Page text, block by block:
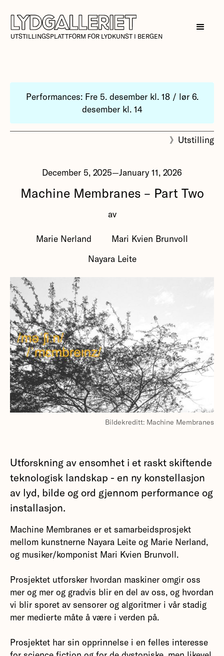
UTSTILLINGSPLATTFORM FOR LYDKUNST I BERGEN
Performances: Fre 5. desember kl. 18 / lør 6.
desember kl. 14
》 Utstilling
December 5, 2025— January 11, 2026
Machine Membranes – Part Two
av
Marie Nerland Mari Kvien Brunvoll
Nayara Leite
Bildekreditt: Machine Membranes
Utforskning av ensomhet i et raskt skiftende
teknologisk landskap - en ny konstellasjon
av lyd, bilde og ord gjennom performance og
installasjon.
Machine Membranes er et samarbeidsprosjekt
mellom kunstnerne Nayara Leite og Marie Nerland,
og musiker/komponist Mari Kvien Brunvoll.
Prosjektet utforsker hvordan maskiner omgir oss
mer og mer og gradvis blir en del av oss, og hvordan
vi blir sporet av sensorer og algoritmer i vår stadig
mer medierte måte å være i verden på.
Prosjektet har sin opprinnelse i en felles interesse